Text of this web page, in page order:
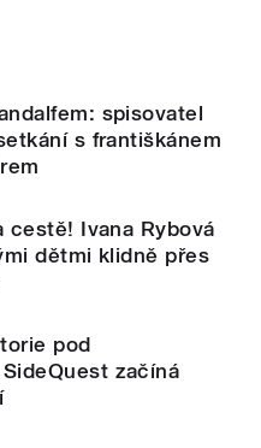
spisovatel
s františkánem
cestě! Ivana Rybová
dětmi klidně přes
pod
začíná